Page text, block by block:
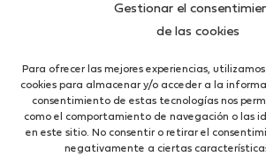
Gestionar el
de las cookies
Para ofrecer las mejores experiencias,
cookies para almacenar y/o acceder a la
consentimiento de estas tecnologías nos
como el comportamiento de navegación o las
en este sitio. No consentir o retirar el
negativamente a ciertas